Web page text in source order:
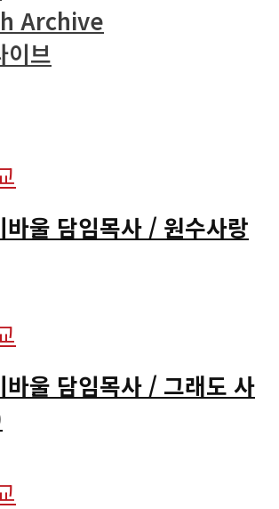
Archive
이브
울 담임목사 / 원수사랑
울 담임목사 / 그래도 사